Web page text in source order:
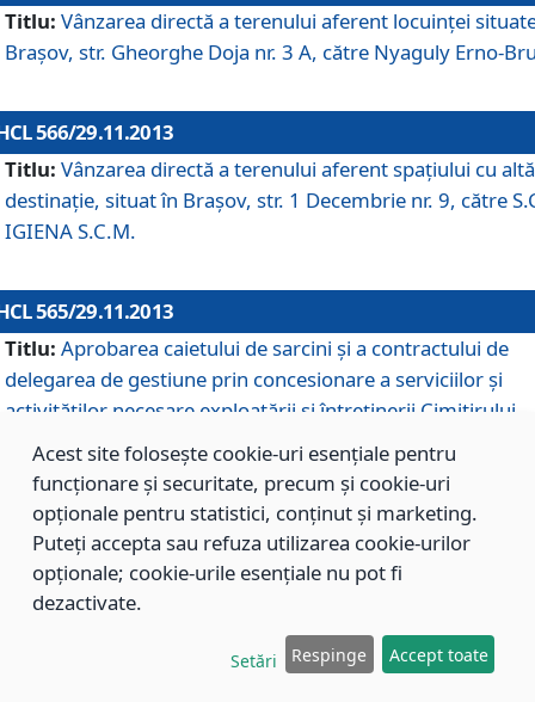
Titlu: Vânzarea directă a terenului aferent locuinţei
Braşov, str. Gheorghe Doja nr. 3 A, către Nyaguly Erno-
566/29.11.2013
Titlu: Vânzarea directă a terenului aferent spaţiului cu altă
destinaţie, situat în Braşov, str. 1 Decembrie nr. 9, către
IGIENA S.C.M.
565/29.11.2013
Titlu: Aprobarea caietului de sarcini şi a contractului de
delegarea de gestiune prin concesionare a serviciilor şi
activităţilor necesare exploatării şi întreţinerii Cimitirului
Municipal Braşov situat în str. Dimitrie Anghel nr. 19.
564/29.11.2013
Titlu: Completarea şi modificarea H.C.L. nr. 446/2013,
care s-a aprobat studiul de fundamentare pentru
Acest site folosește cookie-uri esențiale pentru
funcționare și securitate, precum și cookie-uri
opționale pentru statistici, conținut și marketing.
Puteți accepta sau refuza utilizarea cookie-urilor
opționale; cookie-urile esențiale nu pot fi
dezactivate.
Setări Respinge Accept toate